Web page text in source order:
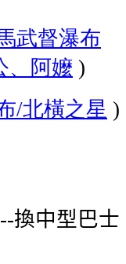
武督瀑布
、阿嬤 )
/北橫之星 )
--換中型巴士